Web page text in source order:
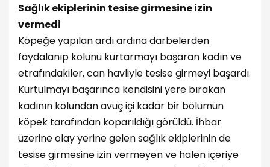
Sağlık ekiplerinin tesise girmesine izin
vermedi
Köpeğe yapılan ardı ardına darbelerden
faydalanıp kolunu kurtarmayı başaran kadın ve
etrafındakiler, can havliyle tesise girmeyi başardı.
Kurtulmayı başarınca kendisini yere bırakan
kadının kolundan avuç içi kadar bir bölümün
köpek tarafından koparıldığı görüldü. İhbar
üzerine olay yerine gelen sağlık ekiplerinin de
tesise girmesine izin vermeyen ve halen içeriye